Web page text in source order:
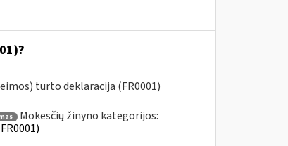
turto deklaracija (FR0001)
Mokesčių žinyno kategorijos: